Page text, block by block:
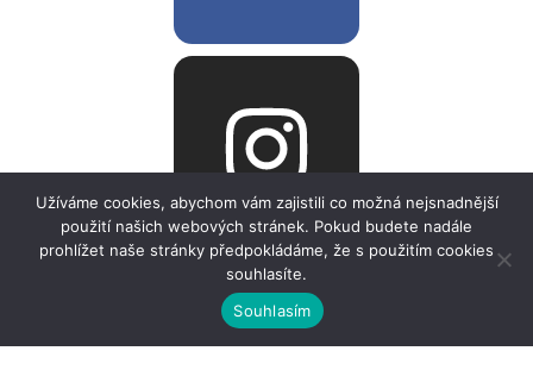
Užíváme cookies, abychom vám zajistili co možná nejsnadnější
použití našich webových stránek. Pokud budete nadále
prohlížet naše stránky předpokládáme, že s použitím cookies
souhlasíte.
Souhlasím